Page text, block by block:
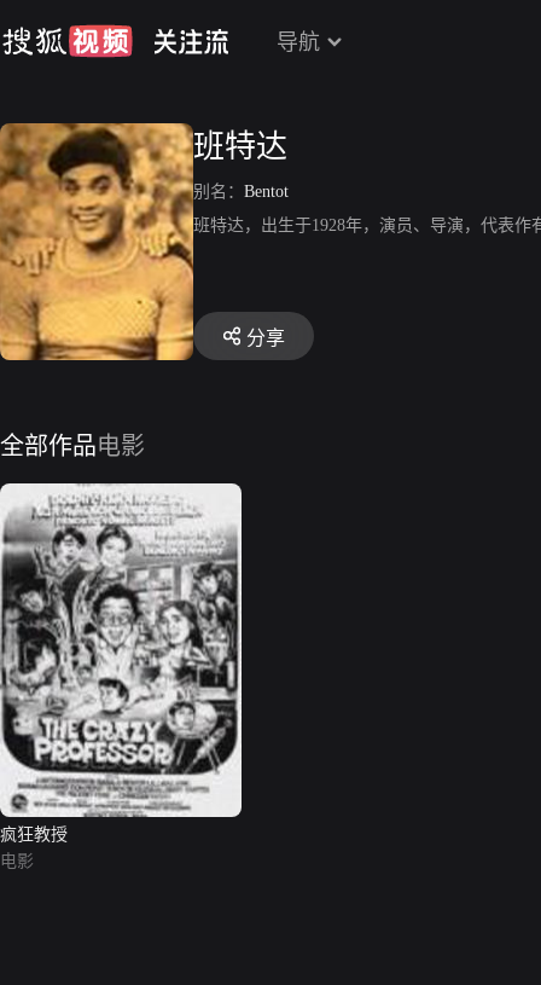
导航
班特达
别名： Bentot
班特达，出生于1928年，演员、导演，代表作
分享
全部作品电影
疯狂教授
电影